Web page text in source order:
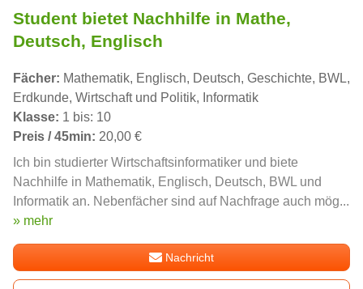
Student bietet Nachhilfe in Mathe,
Deutsch, Englisch
Fächer: Mathematik, Englisch, Deutsch, Geschichte, BWL,
Erdkunde, Wirtschaft und Politik, Informatik
Klasse: 1 bis: 10
Preis / 45min: 20,00 €
Ich bin studierter Wirtschaftsinformatiker und biete
Nachhilfe in Mathematik, Englisch, Deutsch, BWL und
Informatik an. Nebenfächer sind auf Nachfrage auch mög...
» mehr
Nachricht